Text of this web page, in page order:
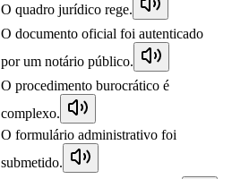
O quadro jurídico rege.
O documento oficial foi autenticado
por um notário público.
O procedimento burocrático é
complexo.
O formulário administrativo foi
submetido.